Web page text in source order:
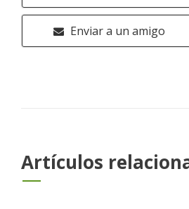
Enviar a un amigo
Artículos